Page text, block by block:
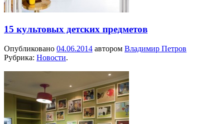
15 культовых детских предметов
Опубликовано 04.06.2014 автором Владимир Петров
Рубрика: Новости.